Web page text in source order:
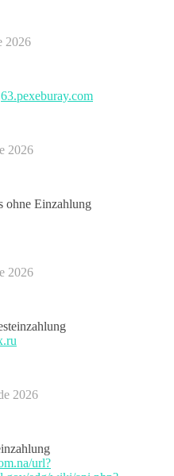
2026
63.pexeburay.com
2026
ohne Einzahlung
2026
2026
url?